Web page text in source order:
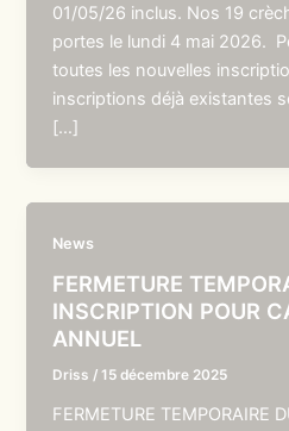
01/05/26 inclus. Nos 19
portes le lundi 4 mai 2026.
toutes les nouvelles
inscriptions déjà existantes
[…]
News
FERMETURE
INSCRIPTION POUR
ANNUEL
Driss /15 décembre 2025
FERMETURE TEMPORAIRE